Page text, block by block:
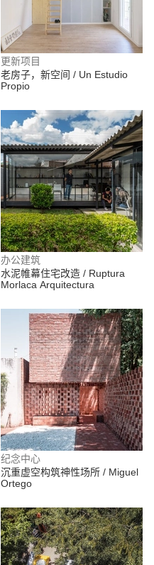
更新项目
老房子，新空间 / Un Estudio
Propio
办公建筑
水泥帷幕住宅改造 / Ruptura
Morlaca Arquitectura
纪念中心
沉重虚空构筑神性场所 / Miguel
Ortego